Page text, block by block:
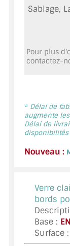
LOTS DE
MIROIR DE
MIROIR
MIROIR
MIROIR
VERRE SUR
VERRE
VERRE
Sablage,
Pour plus
contactez-
* Délai de
augmente
Délai de
Nouveau :
Verre
bords
Base :
Surface :